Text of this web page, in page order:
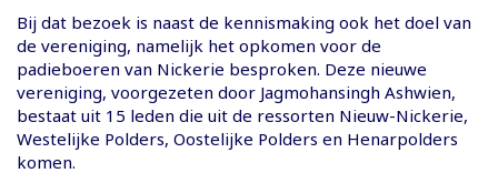
Bij dat bezoek is naast de kennismaking ook het doel van
de vereniging, namelijk het opkomen voor de
padieboeren van Nickerie besproken. Deze nieuwe
vereniging, voorgezeten door Jagmohansingh Ashwien,
bestaat uit 15 leden die uit de ressorten Nieuw-Nickerie,
Westelijke Polders, Oostelijke Polders en Henarpolders
komen.